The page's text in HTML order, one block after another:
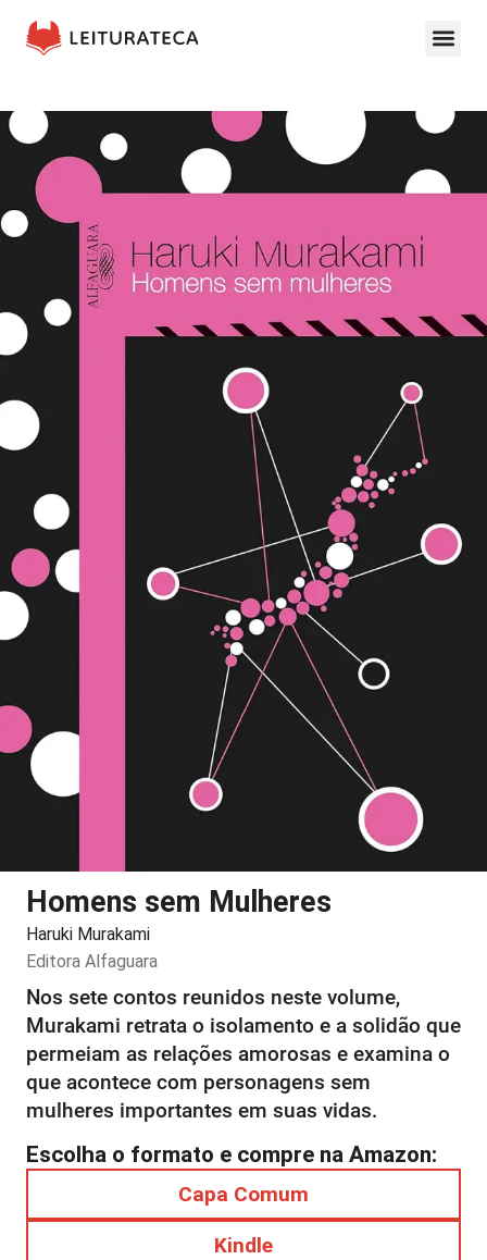
Homens sem Mulheres
Haruki Murakami
Editora Alfaguara
Nos sete contos reunidos neste volume,
Murakami retrata o isolamento e a solidão que
permeiam as relações amorosas e examina o
que acontece com personagens sem
mulheres importantes em suas vidas.
Escolha o formato e compre na Amazon:
Capa Comum
Kindle